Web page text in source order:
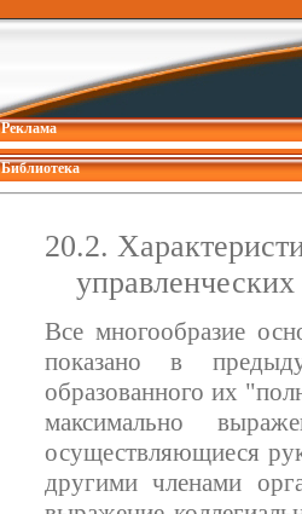
Реклама
Библиотека
20.2.
Все многообразие
показано в
образованного их
максимально
осуществляющиеся
другими членами